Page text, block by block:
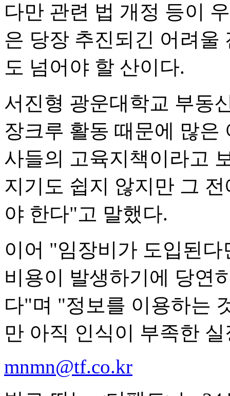
다만 관련 법 개정 등이
은 당장 추진되긴 어려울
도 넘어야 할 산이다.
서진형 광운대학교 부동
장크루 활동 때문에 많은
사들의 고육지책이라고
지기도 쉽지 않지만 그
야 한다"고 말했다.
이어 "임장비가 도입된
비용이 발생하기에 당연
다"며 "정보를 이용하는
만 아직 인식이 부족한
mnmn@tf.co.kr